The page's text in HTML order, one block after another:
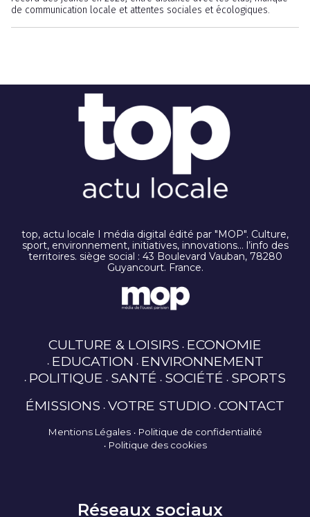
de communication locale et attentes sociales et écologiques.
top, actu locale I média digital édité par "MOP". Culture,
sport, environnement, initiatives, innovations… l’info des
territoires. siège social : 43 Boulevard Vauban, 78280
Guyancourt. France.
CULTURE & LOISIRS ECONOMIE
EDUCATION ENVIRONNEMENT
POLITIQUE SANTÉ SOCIÉTÉ SPORTS
ÉMISSIONS VOTRE STUDIO CONTACT
Mentions Légales
Politique de confidentialité
Politique des cookies
Réseaux sociaux